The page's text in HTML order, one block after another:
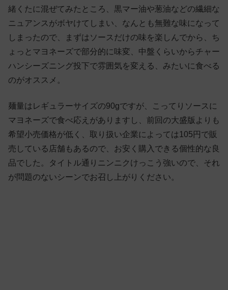
緒くたに混ぜてみたところ、黒マー油や葱油などの繊細な
ニュアンスがボヤけてしまい、なんとも無難な味になって
しまったので、まずはソースだけの味を楽しんでから、ち
ょっとマヨネーズで部分的に味変、中盤くらいからチャー
ハンシーズニング投下で雰囲気を変える、みたいに食べる
のがオススメ。
麺量はレギュラーサイズの90gですが、こってりソースに
マヨネーズで食べ応えがありますし、前回の大盛版よりも
希望小売価格が低く、取り扱い企業によっては105円で販
売している店舗もあるので、お安く購入できる個性的な良
品でした。タイトル通りニンニクけっこう強いので、それ
が問題のないシーンでお召し上がりください。